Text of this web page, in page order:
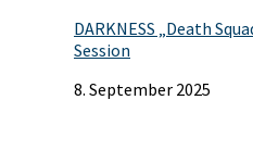
DARKNESS „Death
Session
8. September 2025